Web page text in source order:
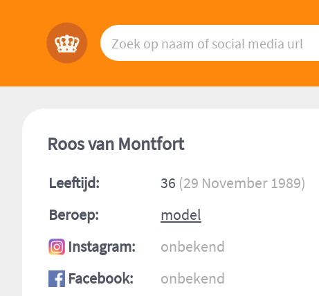
Roos van Montfort
Leeftijd: 36 (29 November 1989)
Beroep:
model
Instagram:
onbekend
Facebook:
onbekend